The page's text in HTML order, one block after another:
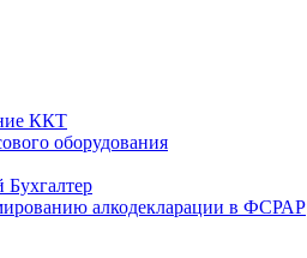
ККТ
оборудования
Бухгалтер
алкодекларации в ФСРАР